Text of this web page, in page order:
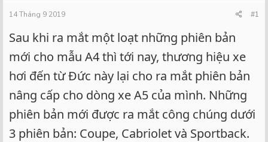
t
r
t
r
t
14 Tháng 9 2019 #1
Sau khi ra mắt một loạt những phiên bản
mới cho mẫu A4 thì tới nay, thương hiệu xe
hơi đến từ Đức này lại cho ra mắt phiên bản
nâng cấp cho dòng xe A5 của mình. Những
phiên bản mới được ra mắt công chúng dưới
3 phiên bản: Coupe, Cabriolet và Sportback.